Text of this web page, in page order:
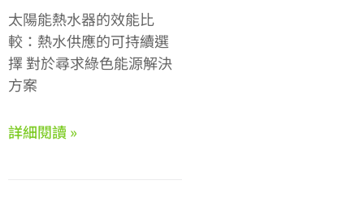
太陽能熱水器的效能比
較：熱水供應的可持續選
擇 對於尋求綠色能源解決
方案
詳細閱讀 »